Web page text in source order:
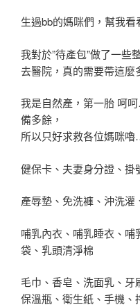
生過bb的媽咪們，幫我
我對於”待產包”做了一些
去醫院，真的需要帶這麼
我是自然產，第一胎 呵
備多餘，
所以只好求救各位媽咪
健保卡、夫妻身分證、掛
產辱墊、免洗褲、沖洗灌
哺乳內衣、哺乳睡衣、
袋、乳頭清淨棉
毛巾、香皂、洗面乳、牙
保溫瓶、衛生紙、手機、